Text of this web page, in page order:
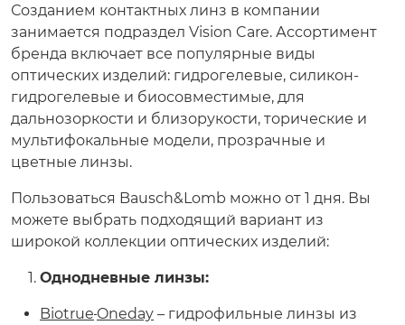
Созданием контактных линз в компании
занимается подраздел Vision Care. Ассортимент
бренда включает все популярные виды
оптических изделий: гидрогелевые, силикон-
гидрогелевые и биосовместимые, для
дальнозоркости и близорукости, торические и
мультифокальные модели, прозрачные и
цветные линзы.
Пользоваться Bausch&Lomb можно от 1 дня. Вы
можете выбрать подходящий вариант из
широкой коллекции оптических изделий:
Однодневные линзы:
Biotrue Oneday – гидрофильные линзы из